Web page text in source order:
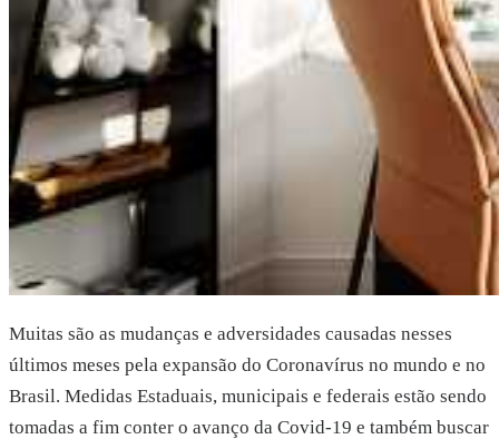
Muitas são as mudanças e adversidades causadas nesses
últimos meses pela expansão do Coronavírus no mundo e no
Brasil. Medidas Estaduais, municipais e federais estão sendo
tomadas a fim conter o avanço da Covid-19 e também buscar